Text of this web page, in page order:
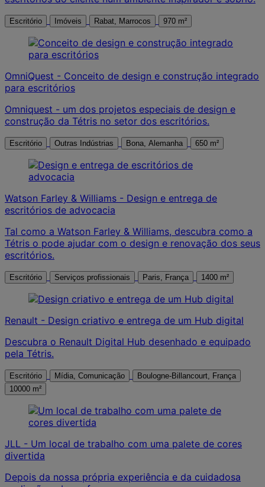
Escritório Imóveis Rabat, Marrocos 970 m²
OmniQuest - Conceito de design e construção integrado
para escritórios
Omniquest - um dos projetos especiais de design e
construção da Tétris no setor dos escritórios.
Escritório Outras Indústrias Bona, Alemanha 650 m²
Watson Farley & Williams - Design e entrega de
escritórios de advocacia
Tal como a Watson Farley & Williams, descubra como a
Tétris o pode ajudar com o design e renovação dos seus
escritórios.
Escritório Serviços profissionais Paris, França 1400 m²
Renault - Design criativo e entrega de um Hub digital
Descubra o Renault Digital Hub desenhado e equipado
pela Tétris.
Escritório Mídia, Comunicação
Boulogne-Billancourt, França
10000 m²
JLL - Um local de trabalho com uma palete de cores
divertida
Depois da nossa própria experiência e da cuidadosa